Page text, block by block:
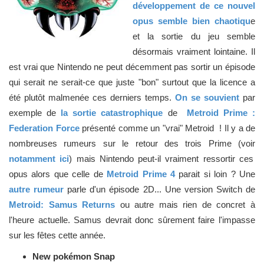
développement de ce nouvel
opus semble bien chaotique
et la sortie du jeu semble
désormais vraiment lointaine. Il
est vrai que Nintendo ne peut décemment pas sortir un épisode
qui serait ne serait-ce que juste "bon" surtout que la licence a
été plutôt malmenée ces derniers temps. On se souvient par
exemple de la sortie catastrophique de Metroid Prime :
Federation Forceprésenté comme un "vrai" Metroid ! Il y a de
nombreuses rumeurs sur le retour des trois Prime (voir
notamment ici) mais Nintendo peut-il vraiment ressortir ces
opus alors que celle de Metroid Prime 4parait si loin ? Une
autre rumeur parle d'un épisode 2D... Une version Switch de
Metroid: Samus Returns ou autre mais rien de concret à
l'heure actuelle. Samus devrait donc sûrement faire l'impasse
sur les fêtes cette année.
New pokémon Snap